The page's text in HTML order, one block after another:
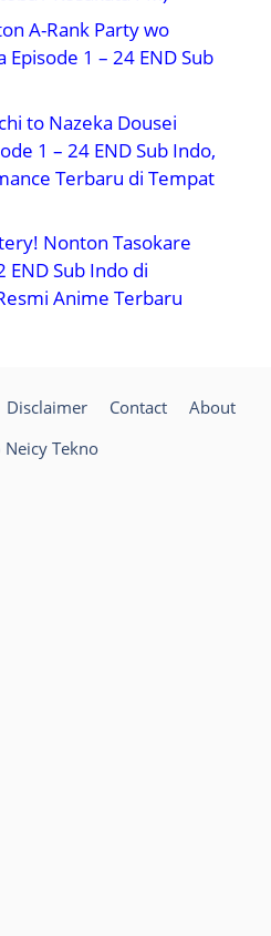
A-Rank Party wo
1 – 24 END Sub
to Nazeka Dousei
1 – 24 END Sub Indo,
Terbaru di Tempat
Nonton Tasokare
END Sub Indo di
Anime Terbaru
Disclaimer Contact
About
Tekno